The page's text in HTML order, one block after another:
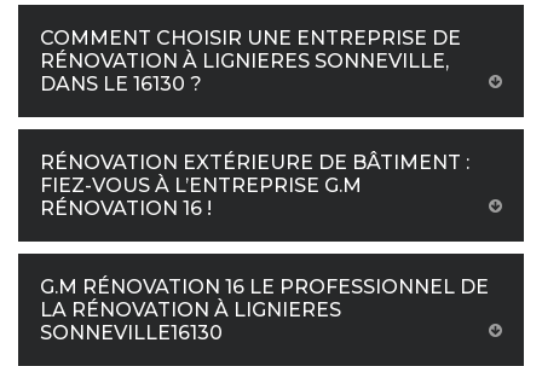
COMMENT CHOISIR UNE ENTREPRISE DE
RÉNOVATION À LIGNIERES SONNEVILLE,
DANS LE 16130 ?
RÉNOVATION EXTÉRIEURE DE BÂTIMENT :
FIEZ-VOUS À L’ENTREPRISE G.M
RÉNOVATION 16 !
G.M RÉNOVATION 16 LE PROFESSIONNEL DE
LA RÉNOVATION À LIGNIERES
SONNEVILLE16130